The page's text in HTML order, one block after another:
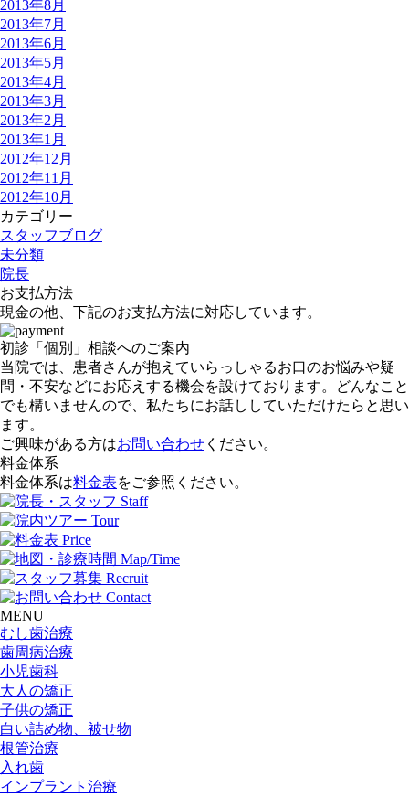
2013年8月
2013年7月
2013年6月
2013年5月
2013年4月
2013年3月
2013年2月
2013年1月
2012年12月
2012年11月
2012年10月
カテゴリー
スタッフブログ
未分類
院長
お支払方法
現金の他、下記のお支払方法に対応しています。
初診「個別」相談へのご案内
当院では、患者さんが抱えていらっしゃるお口のお悩みや疑
問・不安などにお応えする機会を設けております。どんなこと
でも構いませんので、私たちにお話ししていただけたらと思い
ます。
ご興味がある方はお問い合わせ ください。
料金体系
料金体系は料金表をご参照ください。
MENU
むし歯治療
歯周病治療
小児歯科
大人の矯正
子供の矯正
白い詰め物、被せ物
根管治療
入れ歯
インプラント治療